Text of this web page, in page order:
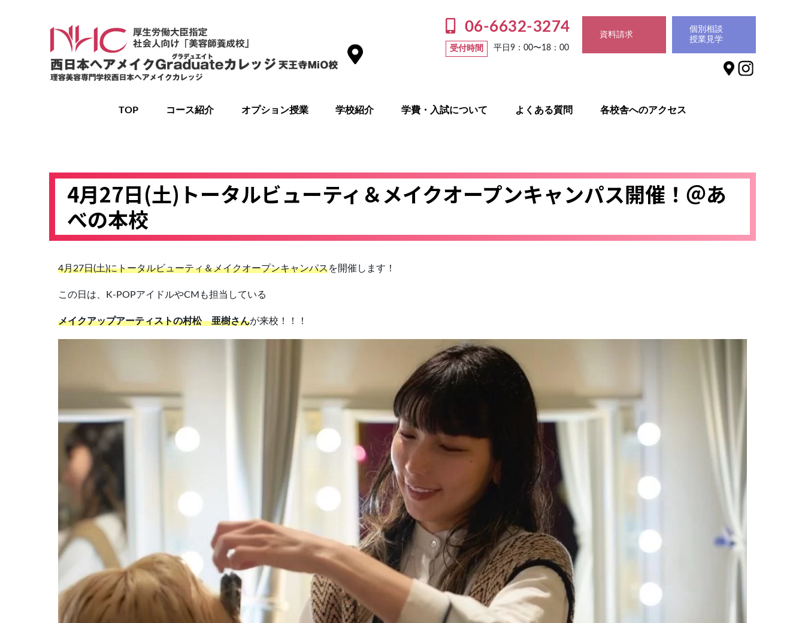
06-6632-3274
受付時間 平日9：00〜18：00
資料請求
個別相談
授業見学
TOP コース紹介 オプション授業 学校紹介 学費・入試について よくある質問 各校舎へのアクセス
4月27日(土)トータルビューティ＆メイクオープンキャンパス開催！＠あ
べの本校
4月27日(土)にトータルビューティ＆メイクオープンキャンパスを開催します！
この日は、K-POPアイドルやCMも担当している
メイクアップアーティストの村松 亜樹さんが来校！！！